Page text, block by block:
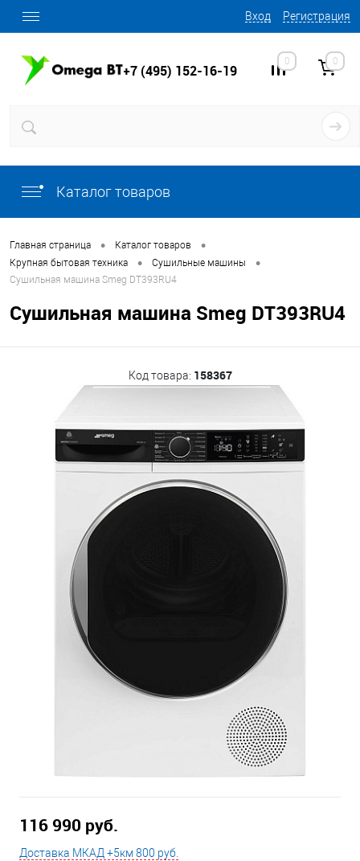
Вход Регистрация
+7 (495) 152-16-19
0 0
Каталог товаров
Главная страница • Каталог товаров •
Крупная бытовая техника • Сушильные машины •
Сушильная машина Smeg DT393RU4
Сушильная машина Smeg DT393RU4
Код товара: 158367
116 990 руб.
Доставка МКАД +5км 800 руб.